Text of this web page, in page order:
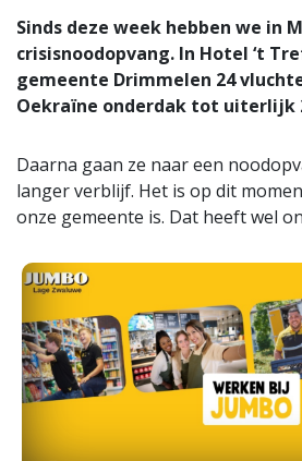
Sinds deze week hebben we in
crisisnoodopvang. In Hotel ‘t
gemeente Drimmelen 24
Oekraïne onderdak tot uiterlijk
Daarna gaan ze naar een
langer verblijf. Het is op dit
onze gemeente is. Dat heeft wel